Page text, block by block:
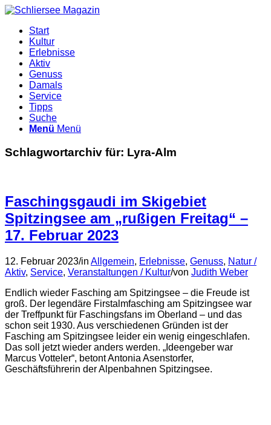
Start
Kultur
Erlebnisse
Aktiv
Genuss
Damals
Service
Tipps
Suche
Menü Menü
Schlagwortarchiv für: Lyra-Alm
Faschingsgaudi im Skigebiet
Spitzingsee am „rußigen Freitag“ –
17. Februar 2023
12. Februar 2023/in Allgemein, Erlebnisse, Genuss, Natur /
Aktiv, Service, Veranstaltungen / Kultur/von Judith Weber
Endlich wieder Fasching am Spitzingsee – die Freude ist
groß. Der legendäre Firstalmfasching am Spitzingsee war
der Treffpunkt für Faschingsfans im Oberland – und das
schon seit 1930. Aus verschiedenen Gründen ist der
Fasching am Spitzingsee leider ein wenig eingeschlafen.
Das soll jetzt wieder anders werden. „Ideengeber war
Marcus Votteler“, betont Antonia Asenstorfer,
Geschäftsführerin der Alpenbahnen Spitzingsee.